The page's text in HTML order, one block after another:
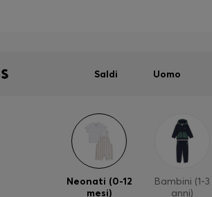
Saldi Uomo
Neonati (0-12
mesi)
Bambini (1-3
anni)